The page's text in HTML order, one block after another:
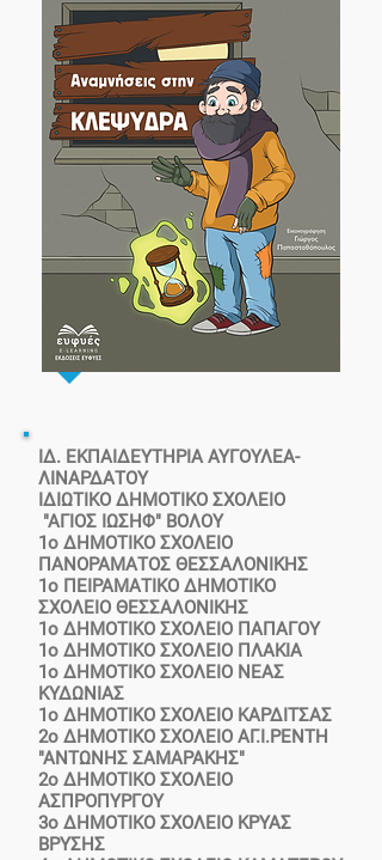
ΙΔ. ΕΚΠΑΙΔΕΥΤΗΡΙΑ ΑΥΓΟΥΛΕΑ-
ΛΙΝΑΡΔΑΤΟΥ
ΙΔΙΩΤΙΚΟ ΔΗΜΟΤΙΚΟ ΣΧΟΛΕΙΟ
"ΑΓΙΟΣ ΙΩΣΗΦ" ΒΟΛΟΥ
1o ΔΗΜΟΤΙΚΟ ΣΧΟΛΕΙΟ
ΠΑΝΟΡΑΜΑΤΟΣ ΘΕΣΣΑΛΟΝΙΚΗΣ
1ο ΠΕΙΡΑΜΑΤΙΚΟ ΔΗΜΟΤΙΚΟ
ΣΧΟΛΕΙΟ ΘΕΣΣΑΛΟΝΙΚΗΣ
1ο ΔΗΜΟΤΙΚΟ ΣΧΟΛΕΙΟ ΠΑΠΑΓΟΥ
1ο ΔΗΜΟΤΙΚΟ ΣΧΟΛΕΙΟ ΠΛΑΚΙΑ
1ο ΔΗΜΟΤΙΚΟ ΣΧΟΛΕΙΟ ΝΕΑΣ
ΚΥΔΩΝΙΑΣ
1ο ΔΗΜΟΤΙΚΟ ΣΧΟΛΕΙΟ ΚΑΡΔΙΤΣΑΣ
2ο ΔΗΜΟΤΙΚΟ ΣΧΟΛΕΙΟ ΑΓ.Ι.ΡΕΝΤΗ
"ΑΝΤΩΝΗΣ ΣΑΜΑΡΑΚΗΣ"
2ο ΔΗΜΟΤΙΚΟ ΣΧΟΛΕΙΟ
ΑΣΠΡΟΠΥΡΓΟΥ
3ο ΔΗΜΟΤΙΚΟ ΣΧΟΛΕΙΟ ΚΡΥΑΣ
ΒΡΥΣΗΣ